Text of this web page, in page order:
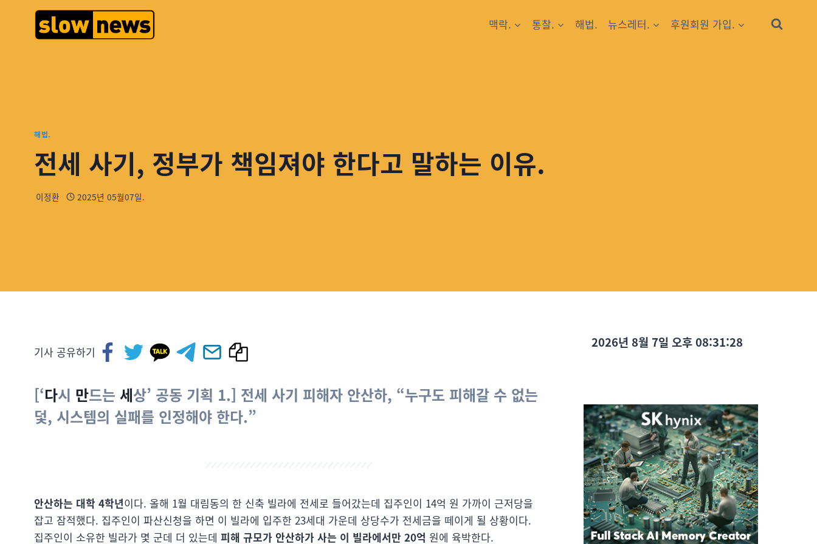
맥락. 통찰. 해법. 뉴스레터. 후원회원 가입.
해법.
전세 사기, 정부가 책임져야 한다고 말하는 이유.
이정환 2025년 05월07일.
기사 공유하기
[‘다시 만드는 세상’ 공동 기획 1.] 전세 사기 피해자 안산하, “누구도 피해갈 수 없는
덫, 시스템의 실패를 인정해야 한다.”
안산하는 대학 4학년이다. 올해 1월 대림동의 한 신축 빌라에 전세로 들어갔는데 집주인이 14억 원 가까이 근저당을
잡고 잠적했다. 집주인이 파산신청을 하면 이 빌라에 입주한 23세대 가운데 상당수가 전세금을 떼이게 될 상황이다.
집주인이 소유한 빌라가 몇 군데 더 있는데 피해 규모가 안산하가 사는 이 빌라에서만 20억 원에 육박한다.
2026년 8월 7일 오후 08:31:29